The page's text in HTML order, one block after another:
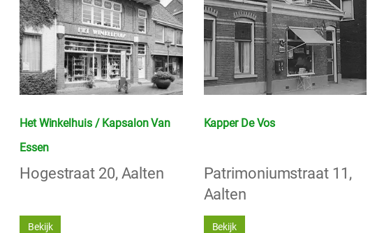
Het Winkelhuis / Kapsalon Van
Essen
Hogestraat 20, Aalten
Bekijk
Kapper De Vos
Patrimoniumstraat 11,
Aalten
Bekijk